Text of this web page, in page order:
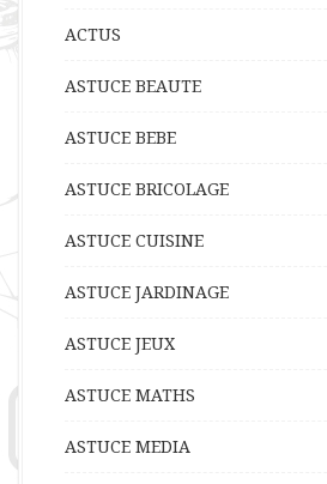
ACTUS
ASTUCE BEAUTE
ASTUCE BEBE
ASTUCE BRICOLAGE
ASTUCE CUISINE
ASTUCE JARDINAGE
ASTUCE JEUX
ASTUCE MATHS
ASTUCE MEDIA